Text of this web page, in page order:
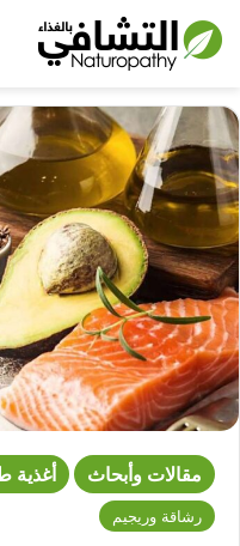
مقالات وأبحاث أغذية
رشاقة وريجيم